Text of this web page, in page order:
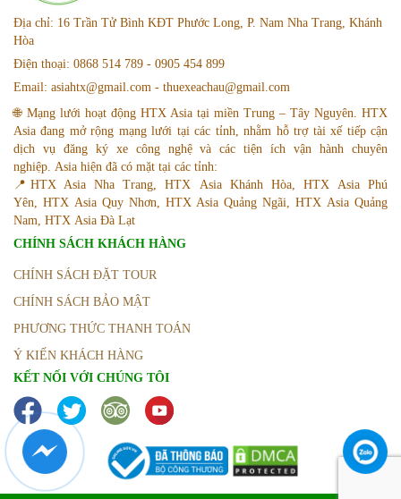
Địa chỉ: 16 Trần Tử Bình KĐT Phước Long, P. Nam Nha Trang, Khánh
Hòa
Điện thoại: 0868 514 789 - 0905 454 899
Email: asiahtx@gmail.com - thuexeachau@gmail.com
🌐 Mạng lưới hoạt động HTX Asia tại miền Trung – Tây Nguyên. HTX
Asia đang mở rộng mạng lưới tại các tỉnh, nhằm hỗ trợ tài xế tiếp cận
dịch vụ đăng ký xe công nghệ và các tiện ích vận hành chuyên
nghiệp. Asia hiện đã có mặt tại các tỉnh:
📍HTX Asia Nha Trang, HTX Asia Khánh Hòa, HTX Asia Phú
Yên, HTX Asia Quy Nhơn, HTX Asia Quảng Ngãi, HTX Asia Quảng
Nam, HTX Asia Đà Lạt
CHÍNH SÁCH KHÁCH HÀNG
CHÍNH SÁCH ĐẶT TOUR
CHÍNH SÁCH BẢO MẬT
PHƯƠNG THỨC THANH TOÁN
Ý KIẾN KHÁCH HÀNG
KẾT NỐI VỚI CHÚNG TÔI